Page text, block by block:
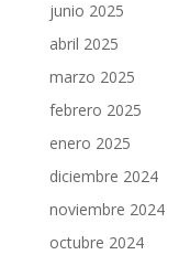
junio 2025
abril 2025
marzo 2025
febrero 2025
enero 2025
diciembre 2024
noviembre 2024
octubre 2024